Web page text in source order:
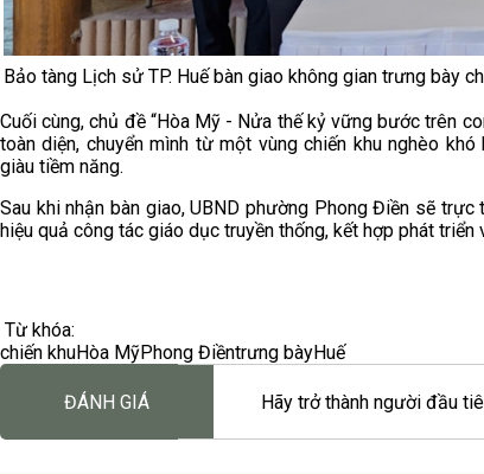
Bảo tàng Lịch sử TP. Huế bàn giao không gian trưng bày
Cuối cùng, chủ đề “Hòa Mỹ - Nửa thế kỷ vững bước trên
toàn diện, chuyển mình từ một vùng chiến khu nghèo
giàu tiềm năng.
Sau khi nhận bàn giao, UBND phường Phong Điền sẽ
hiệu quả công tác giáo dục truyền thống, kết hợp phát triển
Từ khóa:
chiến khuHòa MỹPhong Điềntrưng bàyHuế
ĐÁNH GIÁ Hãy trở thành người đầu